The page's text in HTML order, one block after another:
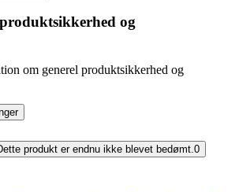
og
om generel produktsikkerhed og
produkt er endnu ikke blevet bedømt. 0